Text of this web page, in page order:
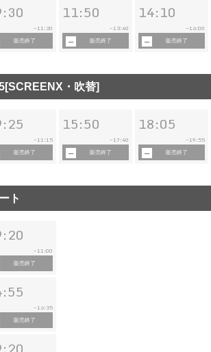
~11:20
販売終了
11:50
~13:40
販売終了
14:10
~16:00
販売終了
・吹替]
~ 11:15
販売終了
15:50
~ 17:40
販売終了
18:05
~ 19:55
販売終了
ト
~11:00
販売終了
~16:35
販売終了